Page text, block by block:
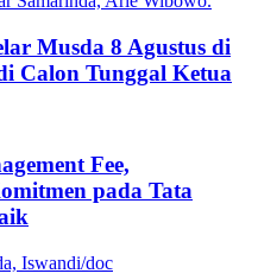
Musda 8 Agustus di
Calon Tunggal Ketua
Fee,
pada Tata